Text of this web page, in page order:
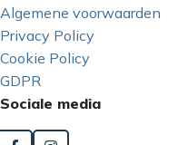
Algemene voorwaarden
Privacy Policy
Cookie Policy
GDPR
Sociale media